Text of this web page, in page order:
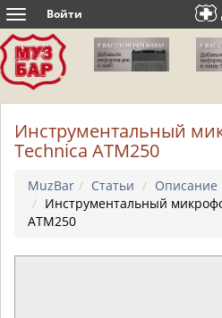
Toggle
navigation
Войти
Инструментальный
Technica ATM250
MuzBar Статьи
Описание
Инструментальный
ATM250